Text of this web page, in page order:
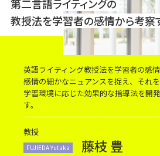
第二言語ライティングの
教授法を学習者の感情から考察
英語ライティング教授法を学習者の感
感情の細かなニュアンスを捉え、それ
学習環境に応じた効果的な指導法を開
す。
教授
FUJIEDA Yutaka 藤枝 豊